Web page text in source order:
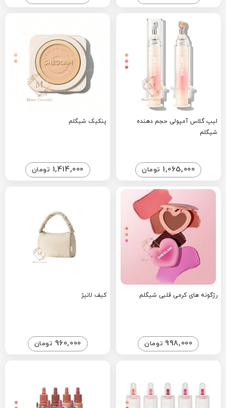
لیپ گلاس آمپولی حجم دهنده
شیگلم
1,065,000 تومان
پنکیک شیگلم
1,414,000 تومان
رژگونه های کرمی قلبی شیگلم
998,000 تومان
کیف لانیژ
960,000 تومان